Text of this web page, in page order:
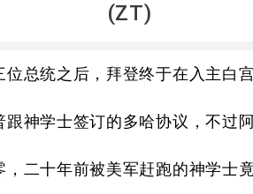
(ZT)
总统之后，拜登终于在入主白
神学士签订的多哈协议，不过
二十年前被美军赶跑的神学士